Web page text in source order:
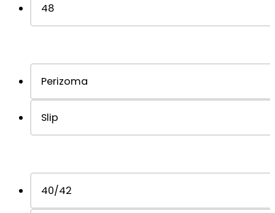
48
Perizoma
Slip
40/42